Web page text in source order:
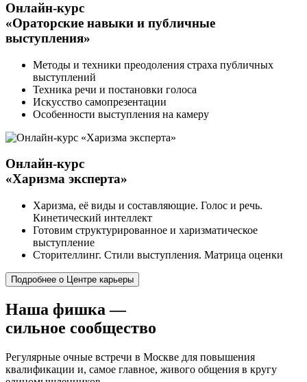
Онлайн-курс
«Ораторские навыки и публичные
выступления»
Методы и техники преодоления страха публичных
выступлений
Техника речи и постановки голоса
Искусство самопрезентации
Особенности выступления на камеру
Онлайн-курс
«Харизма эксперта»
Харизма, её виды и составляющие. Голос и речь.
Кинетический интеллект
Готовим структурированное и харизматическое
выступление
Сторителлинг. Стили выступления. Матрица оценки
Подробнее о Центре карьеры
Наша фишка —
сильное сообщество
Регулярные очные встречи в Москве для повышения
квалификации и, самое главное, живого общения в кругу